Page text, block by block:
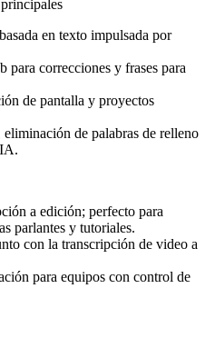
en texto impulsada por
para correcciones y frases para
de pantalla y proyectos
de palabras de relleno
a edición; perfecto para
parlantes y tutoriales.
con la transcripción de video a
para equipos con control de